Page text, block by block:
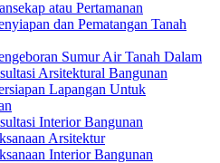
atau Pertamanan
dan Pematangan Tanah
Sumur Air Tanah Dalam
Arsitektural Bangunan
Lapangan Untuk
Interior Bangunan
Arsitektur
Interior Bangunan